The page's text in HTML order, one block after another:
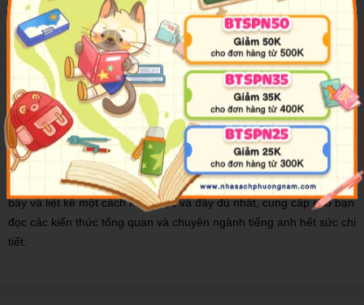
Cuốn từ điển bao gồm hơn 3500 mục từ mới mẻ, cập nhật, những
lời giải thích ngắn gọn mà rõ ràng, kèm với những ví dụ cụ thể mà
sinh động, những mẫu câu, kết cấu phổ dụng mà đa dạng của mỗi
mục từ nhằm giúp người đọc biết cách sử dụng từ ngữ chính xác,
phù hợp.
Đặc biệt, phần giải thích và chuyển dịch tiếng Việt ở mỗi mục từ là
kiểm tra lại để đảm bảo chúng chính xác, sát nghĩa, trung thành với
nguyên bản tiếng Anh mà không “Việt hóa” theo phép tắc, văn
phong hoặc cách nói thông thường trong tiếng Việt.
Ngoài ra. Các kiến thức cơ bản trong tiếng anh cũng được trình
bày và liệt kê một cách khoa học và đầy đủ nhất, cung cấp cho bạn
đọc các kiến thức tổng quan và chuyên ngành tiếng anh hết sức chi
tiết.